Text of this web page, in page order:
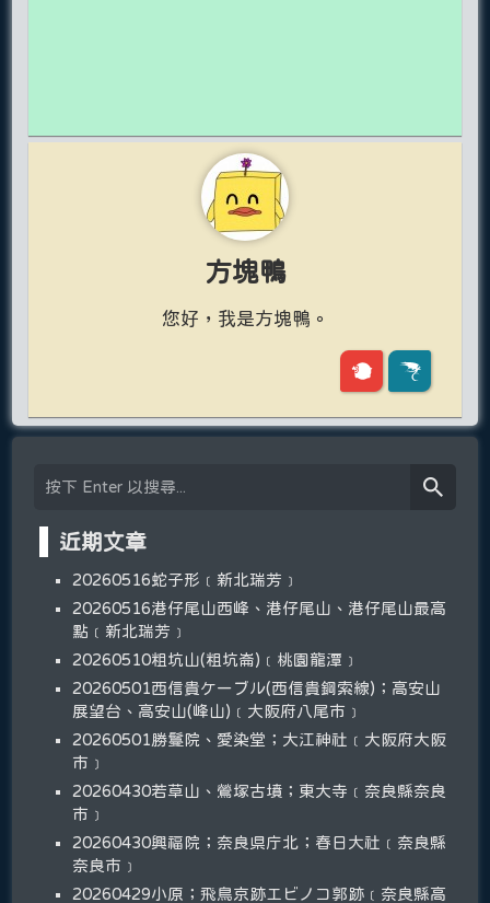
方塊鴨
您好，我是方塊鴨。
近期文章
20260516蛇子形﹝新北瑞芳﹞
20260516港仔尾山西峰、港仔尾山、港仔尾山最高
點﹝新北瑞芳﹞
20260510粗坑山(粗坑崙)﹝桃園龍潭﹞
20260501西信貴ケーブル(西信貴鋼索線)；高安山
展望台、高安山(峰山)﹝大阪府八尾市﹞
20260501勝鬘院、愛染堂；大江神社﹝大阪府大阪
市﹞
20260430若草山、鶯塚古墳；東大寺﹝奈良縣奈良
市﹞
20260430興福院；奈良県庁北；春日大社﹝奈良縣
奈良市﹞
20260429小原；飛鳥京跡エビノコ郭跡﹝奈良縣高